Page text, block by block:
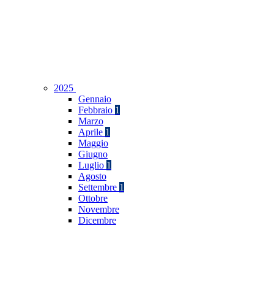
2025
Gennaio
Febbraio 1
Marzo
Aprile 1
Maggio
Giugno
Luglio 1
Agosto
Settembre 1
Ottobre
Novembre
Dicembre